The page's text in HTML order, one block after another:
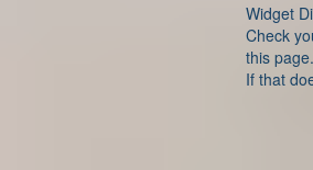
Widget
Check
this page.
If that